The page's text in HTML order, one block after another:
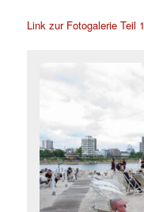
Link zur Fotogalerie Teil 1